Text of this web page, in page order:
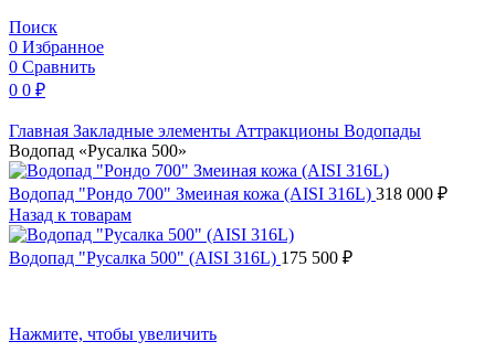
Поиск
0 Избранное
0 Сравнить
0 0 ₽
Главная Закладные элементы Аттракционы Водопады
Водопад «Русалка 500»
Водопад "Рондо 700" Змеиная кожа (AISI 316L) 318 000 ₽
Назад к товарам
Водопад "Русалка 500" (AISI 316L) 175 500 ₽
Нажмите, чтобы увеличить